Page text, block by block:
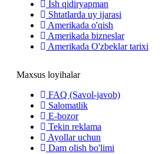
Ish qidiryapman
Shtatlarda uy ijarasi
Amerikada o'qish
Amerikada bizneslar
Amerikada O'zbeklar tarixi
Maxsus loyihalar
FAQ (Savol-javob)
Salomatlik
E-bozor
Tekin reklama
Ayollar uchun
Dam olish bo'limi